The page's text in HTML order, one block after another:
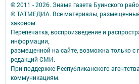
© 2011 - 2026. Знамя газета Буинского
© ТАТМЕДИА. Все материалы,
законом.
Перепечатка, воспроизведение и
информации,
размещенной на сайте, возможна только с
редакций СМИ.
При поддержке Республиканского
коммуникациям.